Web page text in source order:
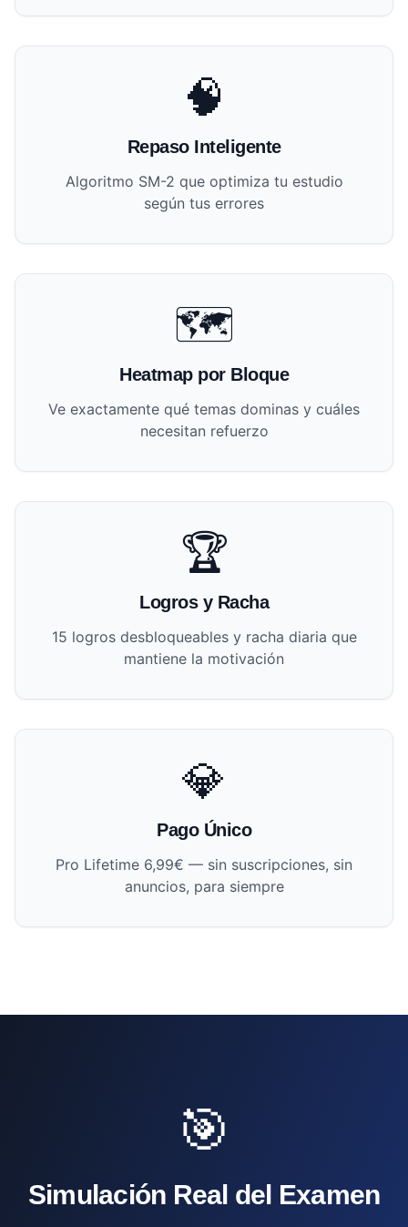
🧠
Repaso Inteligente
Algoritmo SM-2 que optimiza tu estudio
según tus errores
🗺️
Heatmap por Bloque
Ve exactamente qué temas dominas y cuáles
necesitan refuerzo
🏆
Logros y Racha
15 logros desbloqueables y racha diaria que
mantiene la motivación
💎
Pago Único
Pro Lifetime 6,99€ — sin suscripciones, sin
anuncios, para siempre
🎯
Simulación Real del Examen